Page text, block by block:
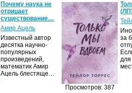
Почему наука не
отрицает
существование…
Амир Ацель
Известный автор
десятка научно-
популярных
произведений,
математик Амир
Ацель блестяще…
Просмотров: 387
за
для